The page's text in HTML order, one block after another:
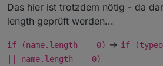
if (author ==
author =
Das kann aber
wird ja zugewiesen
klappt bei mir.
Das hier ist trotzdem nötig - da
length geprüft werden...
if (name.length == 0) -> if
|| name.length == 0)